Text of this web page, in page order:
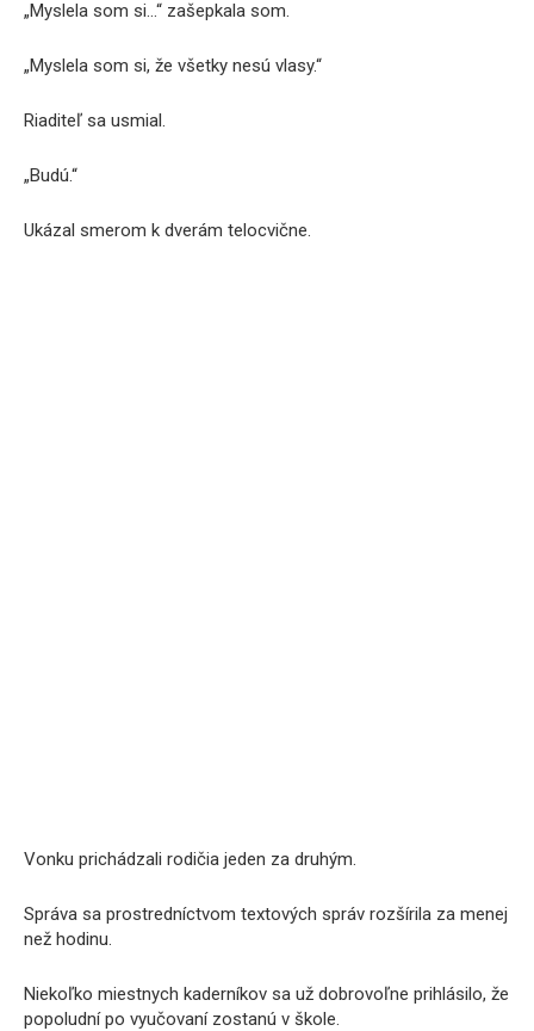
„Myslela som si…“ zašepkala som.
„Myslela som si, že všetky nesú vlasy.“
Riaditeľ sa usmial.
„Budú.“
Ukázal smerom k dverám telocvične.
Vonku prichádzali rodičia jeden za druhým.
Správa sa prostredníctvom textových správ rozšírila za menej
než hodinu.
Niekoľko miestnych kaderníkov sa už dobrovoľne prihlásilo, že
popoludní po vyučovaní zostanú v škole.